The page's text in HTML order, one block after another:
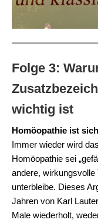
Folge 3:
wichtig ist
Homöopathie ist
Immer wieder wird
Homöopathie sei
andere,
unterbleibe. Dieses
Jahren von Karl
Male wiederholt,